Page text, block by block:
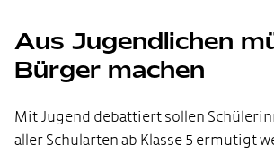
Aus Jugendlichen
Bürger machen
Mit Jugend debattiert sollen
aller Schularten ab Klasse 5 ermutigt